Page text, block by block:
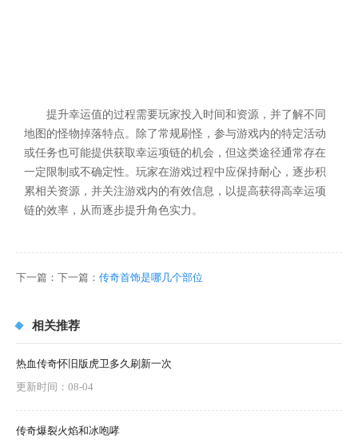
提升幸运值的过程需要玩家投入时间和资源，并了解不同
地图的怪物掉落特点。除了常规刷怪，参与游戏内的特定活动
或任务也可能提供获取幸运项链的机会，但这类途径通常存在
一定限制或不确定性。玩家在游戏过程中应保持耐心，逐步积
累相关资源，并关注游戏内的有效信息，以提高获得高幸运项
链的效率，从而逐步提升角色实力。
下一篇：下一篇： 传奇首饰是哪几个部位
相关推荐
热血传奇怀旧版虎卫多久刷新一次
更新时间：08-04
传奇爆裂火焰和冰咆哮